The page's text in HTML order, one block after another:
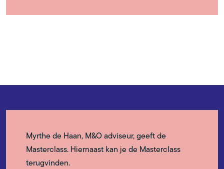
Myrthe de Haan, M&O adviseur, geeft de
Masterclass. Hiernaast kan je de Masterclass
terugvinden.